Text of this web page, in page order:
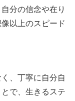
分の信念や在り
以上のスピード
、丁寧に自分自
で、生きるステ